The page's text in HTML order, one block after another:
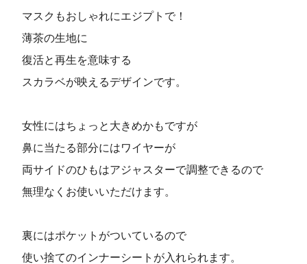
マスクもおしゃれにエジプトで！
薄茶の生地に
復活と再生を意味する
スカラベが映えるデザインです。
女性にはちょっと大きめかもですが
鼻に当たる部分にはワイヤーが
両サイドのひもはアジャスターで調整できるので
無理なくお使いいただけます。
裏にはポケットがついているので
使い捨てのインナーシートが入れられます。